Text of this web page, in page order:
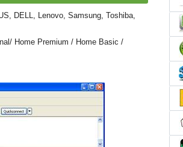
DELL, Lenovo, Samsung, Toshiba,
Home Premium / Home Basic /